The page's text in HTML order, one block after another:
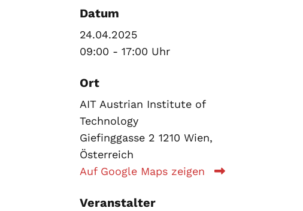
Datum
24.04.2025
09:00 - 17:00 Uhr
Ort
AIT Austrian Institute of
Technology
Giefinggasse 2 1210 Wien,
Österreich
Auf Google Maps zeigen
Veranstalter